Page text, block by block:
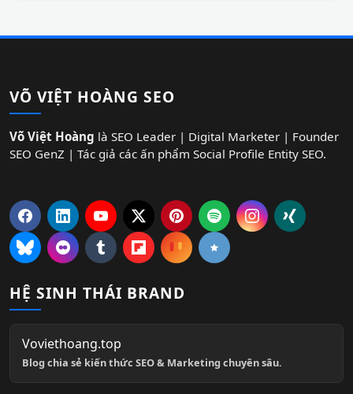
VÕ VIỆT HOÀNG SEO
Võ Việt Hoàng là SEO Leader | Digital Marketer | Founder
SEO GenZ | Tác giả các ấn phẩm Social Profile Entity SEO.
HỆ SINH THÁI BRAND
Voviethoang.top
Blog chia sẻ kiến thức SEO & Marketing chuyên sâu.